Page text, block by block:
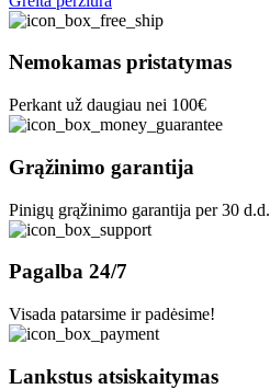
Nemokamas pristatymas
Perkant už daugiau nei 100€
Grąžinimo garantija
Pinigų grąžinimo garantija per 30 d.d.
Pagalba 24/7
Visada patarsime ir padėsime!
Lankstus atsiskaitymas